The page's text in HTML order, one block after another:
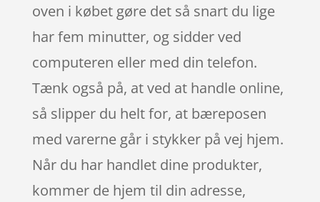
oven i købet gøre det så snart du lige
har fem minutter, og sidder ved
computeren eller med din telefon.
Tænk også på, at ved at handle online,
så slipper du helt for, at bæreposen
med varerne går i stykker på vej hjem.
Når du har handlet dine produkter,
kommer de hjem til din adresse,